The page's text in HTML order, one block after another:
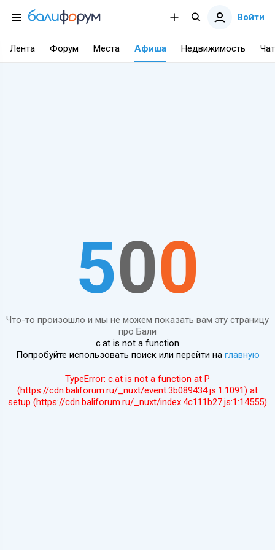
Войти
Лента Форум Места Афиша Недвижимость Чат
500
Что-то произошло и мы не можем показать вам эту страницу
про Бали
c.at is not a function
Попробуйте использовать поиск или перейти на главную
TypeError: c.at is not a function at P
(https://cdn.baliforum.ru/_nuxt/event.3b089434.js:1:1091) at
setup (https://cdn.baliforum.ru/_nuxt/index.4c111b27.js:1:14555)